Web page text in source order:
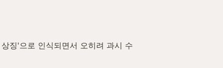
징'으로 인식되면서 오히려 과시 수